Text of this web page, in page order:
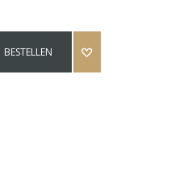
BESTELLEN